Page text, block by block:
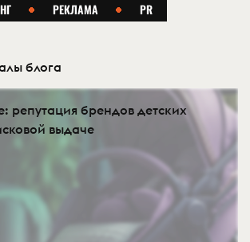
блога
репутация брендов детских
выдаче